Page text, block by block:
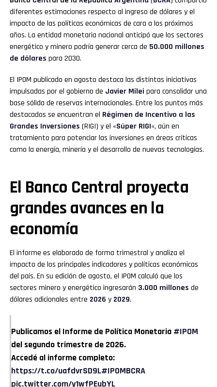
diferentes estimaciones respecto al ingreso de dólares y el
impacto de las políticas económicas de cara a los próximos
años. La entidad monetaria nacional anticipó que los sectores
energético y minero podría generar cerca de 50.000 millones
de dólares para 2030.
El IPOM publicado en agosto destaca las distintas iniciativas
impulsadas por el gobierno de Javier Milei para consolidar una
base sólida de reservas internacionales. Entre los puntos más
destacados se encuentran el Régimen de Incentivo a las
Grandes Inversiones (RIGI) y el «Súper RIGI«, aún en
tratamiento para potenciar las inversiones en áreas críticas
como la energía, minería y el desarrollo de nuevas tecnologías.
El Banco Central proyecta
grandes avances en la
economía
El informe es elaborado de forma trimestral y analiza el
impacto de los principales indicadores y políticas económicas
del país. En su edición de agosto, el IPOM calculó que los
sectores minero y energético ingresarán 3.000 millones de
dólares adicionales entre 2026 y 2029.
Publicamos el Informe de Política Monetaria #IPOM
del segundo trimestre de 2026.
Accedé al informe completo:
https://t.co/uafdvrSD9L#IPOMBCRA
pic.twitter.com/y1wfPEubYL